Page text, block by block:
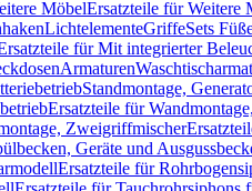
MöbelErsatzteile für Weitere
LichtelementeGriffeSets
für Mit integrierter
Armaturen
Standmontage,
Ersatzteile für
Zweigriffmischer
Geräte und
Ersatzteile für